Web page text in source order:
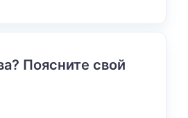
Поясните свой